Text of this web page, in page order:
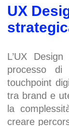
UX
L’UX
processo di
touchpoint
tra brand e
la
creare